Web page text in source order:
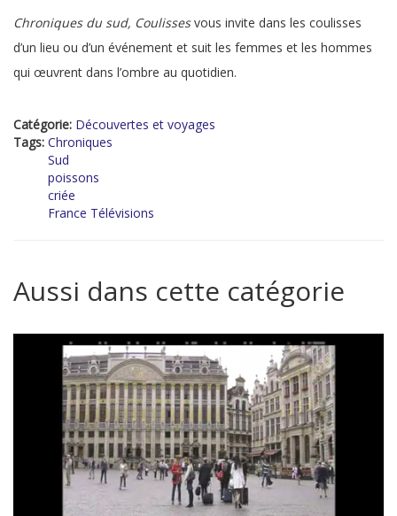
Chroniques du sud, Coulissesvous invite dans les coulisses
d’un lieu ou d’un événement et suit les femmes et les hommes
qui œuvrent dans l’ombre au quotidien.
Catégorie: Découvertes et voyages
Tags: Chroniques
Sud
poissons
criée
France Télévisions
Aussi dans cette catégorie